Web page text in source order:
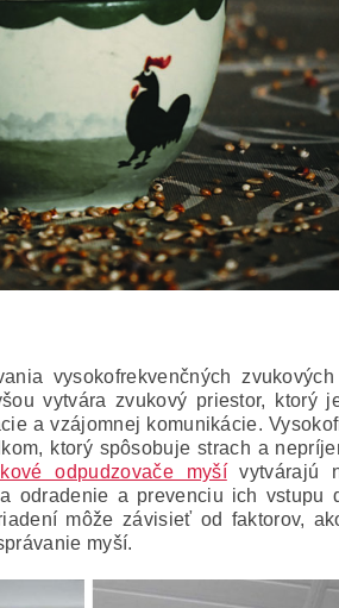
vysokofrekvenčných
vytvára zvukový priestor, ktorý
a vzájomnej komunikácie.
ktorý spôsobuje strach a
odpudzovače myšívytvárajú
odradenie a prevenciu ich vstupu
môže závisieť od faktorov,
myší.